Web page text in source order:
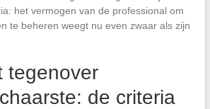
het vermogen van de professional om
te beheren weegt nu even zwaar als zijn
tegenover
de criteria